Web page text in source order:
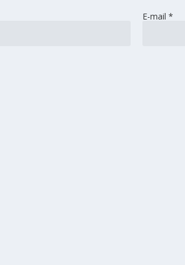
E-mail *